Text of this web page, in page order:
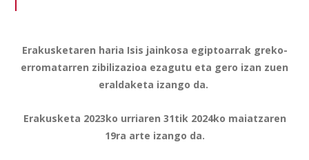
Erakusketaren haria Isis jainkosa egiptoarrak greko-
erromatarren zibilizazioa ezagutu eta gero izan zuen
eraldaketa izango da.
Erakusketa 2023ko urriaren 31tik 2024ko maiatzaren
19ra arte izango da.